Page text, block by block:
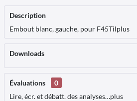
Description
Embout blanc, gauche, pour F45Tilplus
Downloads
Évaluations
0
Lire, écr. et débatt. des analyses…plus